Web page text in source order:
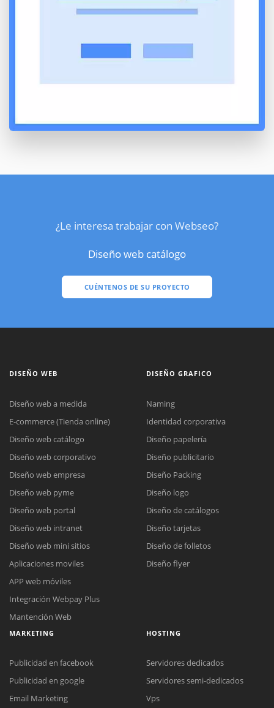
¿Le interesa trabajar con Webseo?
Diseño web catálogo
CUÉNTENOS DE SU PROYECTO
Reunión online
DISEÑO WEB
Diseño web a medida
E-commerce (Tienda online)
Diseño web catálogo
Diseño web corporativo
Diseño web empresa
Diseño web pyme
Diseño web portal
Diseño web intranet
Diseño web mini sitios
Aplicaciones moviles
APP web móviles
Integración Webpay Plus
Mantención Web
DISEÑO GRAFICO
Naming
Identidad corporativa
Diseño papelería
Diseño publicitario
Diseño Packing
Diseño logo
Diseño de catálogos
Diseño tarjetas
Diseño de folletos
Diseño flyer
MARKETING
Publicidad en facebook
Publicidad en google
Email Marketing
HOSTING
Servidores dedicados
Servidores semi-dedicados
Vps